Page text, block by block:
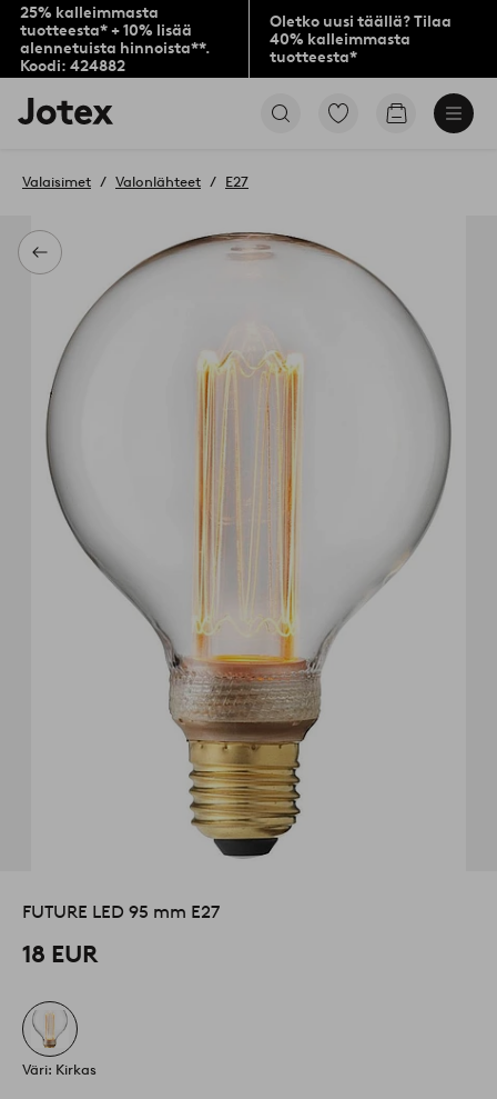
25% kalleimmasta
tuotteesta* + 10% lisää
alennetuista hinnoista**.
Koodi: 424882
Oletko uusi täällä? Tilaa
40% kalleimmasta
tuotteesta*
Jotex-
logo
aloitussivulle
Siirry
Siirry
Takaisin
Valaisimet Valonlähteet E27
FUTURE LED 95 mm E27
18 EUR
Väri: Kirkas